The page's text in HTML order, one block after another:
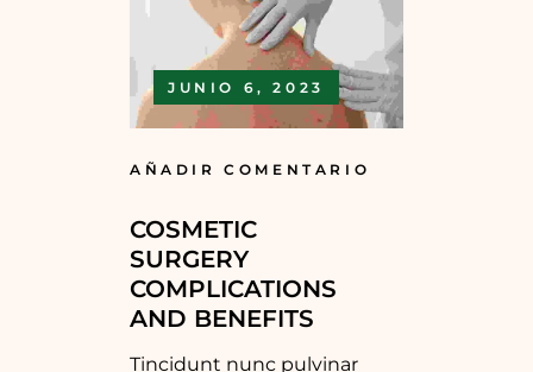
JUNIO 6, 2023
AÑADIR COMENTARIO
COSMETIC
SURGERY
COMPLICATIONS
AND BENEFITS
Tincidunt nunc pulvinar